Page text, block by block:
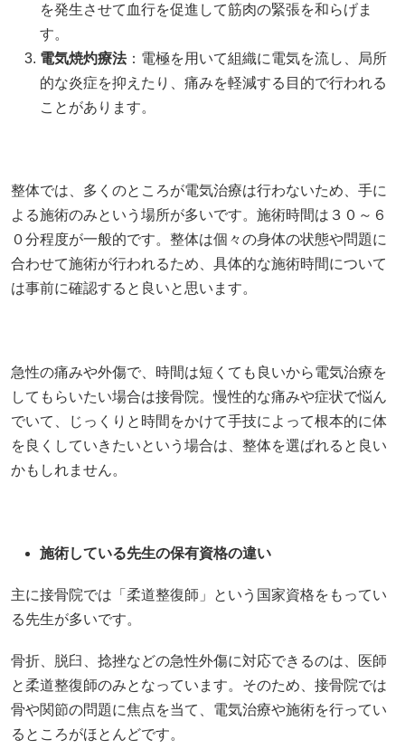
を発生させて血行を促進して筋肉の緊張を和らげま
す。
電気焼灼療法：電極を用いて組織に電気を流し、局所
的な炎症を抑えたり、痛みを軽減する目的で行われる
ことがあります。
整体では、多くのところが電気治療は行わないため、手に
よる施術のみという場所が多いです。施術時間は３０～６
０分程度が一般的です。整体は個々の身体の状態や問題に
合わせて施術が行われるため、具体的な施術時間について
は事前に確認すると良いと思います。
急性の痛みや外傷で、時間は短くても良いから電気治療を
してもらいたい場合は接骨院。慢性的な痛みや症状で悩ん
でいて、じっくりと時間をかけて手技によって根本的に体
を良くしていきたいという場合は、整体を選ばれると良い
かもしれません。
施術している先生の保有資格の違い
主に接骨院では「柔道整復師」という国家資格をもってい
る先生が多いです。
骨折、脱臼、捻挫などの急性外傷に対応できるのは、医師
と柔道整復師のみとなっています。そのため、接骨院では
骨や関節の問題に焦点を当て、電気治療や施術を行ってい
るところがほとんどです。